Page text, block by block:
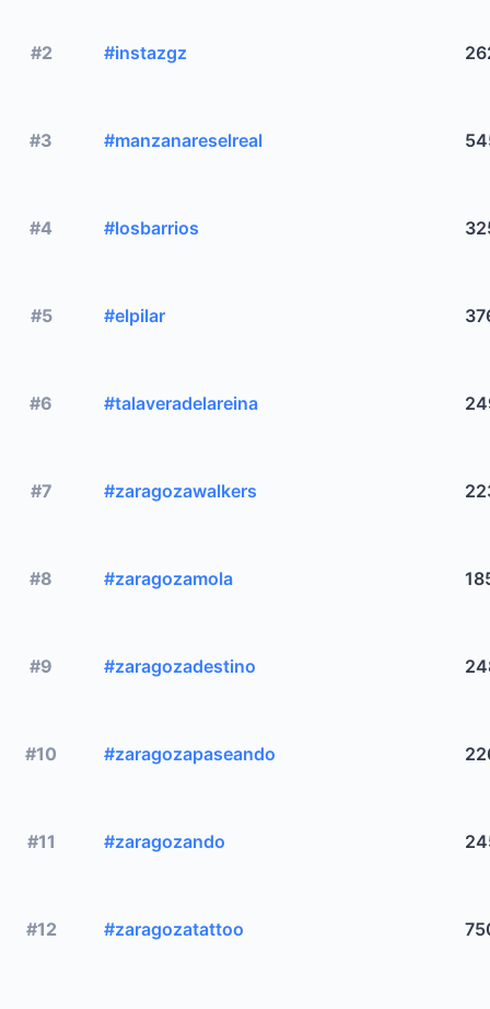
#2 #instazgz
#3 #manzanareselreal
#4 #losbarrios
#5 #elpilar
#6 #talaveradelareina
#7 #zaragozawalkers
#8 #zaragozamola
#9 #zaragozadestino
#10 #zaragozapaseando
#11 #zaragozando
#12 #zaragozatattoo